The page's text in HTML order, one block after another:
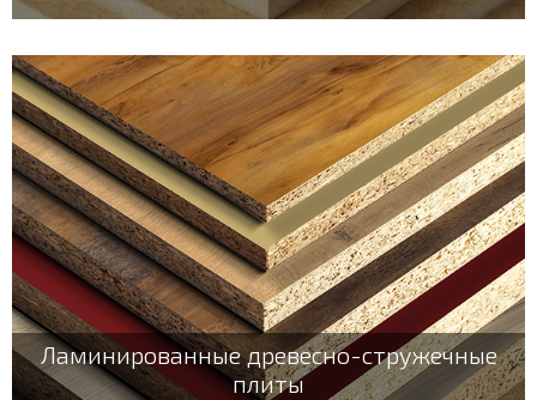
Ламинированные древесно-стружечные
плиты